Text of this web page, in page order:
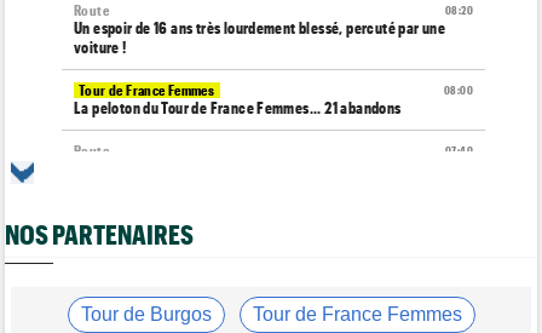
08:20
Route
Un espoir de 16 ans très lourdement blessé, percuté par une
voiture !
08:00
Tour de France Femmes
La peloton du Tour de France Femmes... 21 abandons
07:40
Route
Chaînes et horaires… La diffusion TV de la 9e étape du Tour
NOS PARTENAIRES
Tour de Burgos Tour de France Femmes